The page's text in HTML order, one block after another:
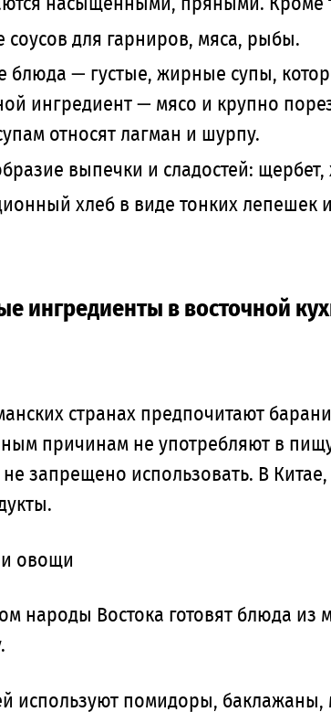
насыщенными, пряными. Кроме
соусов для гарниров, мяса, рыбы.
блюда — густые, жирные супы,
ингредиент — мясо и крупно
относят лагман и шурпу.
выпечки и сладостей: щербет,
хлеб в виде тонких
ингредиенты в восточной
странах предпочитают
причинам не употребляют в
не запрещено использовать. В
овощи
народы Востока готовят блюда из
используют помидоры, баклажаны,